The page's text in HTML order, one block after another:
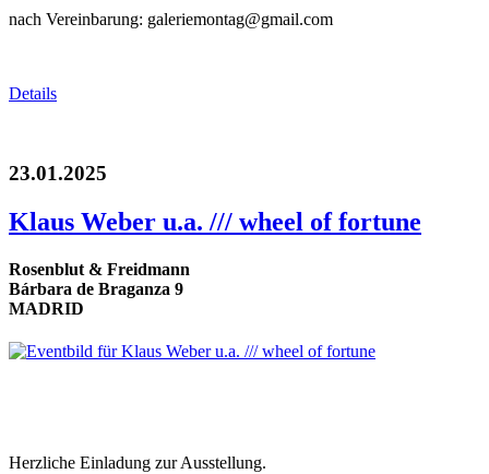
nach Vereinbarung: galeriemontag@gmail.com
Details
23.01.2025
Klaus Weber u.a. /// wheel of fortune
Rosenblut & Freidmann
Bárbara de Braganza 9
MADRID
Herzliche Einladung zur Ausstellung.